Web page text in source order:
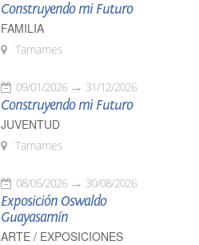
Construyendo mi Futuro
FAMILIA
Tamames
09/01/2026 31/12/2026
Construyendo mi Futuro
JUVENTUD
Tamames
08/05/2026 30/08/2026
Exposición Oswaldo
Guayasamín
ARTE / EXPOSICIONES